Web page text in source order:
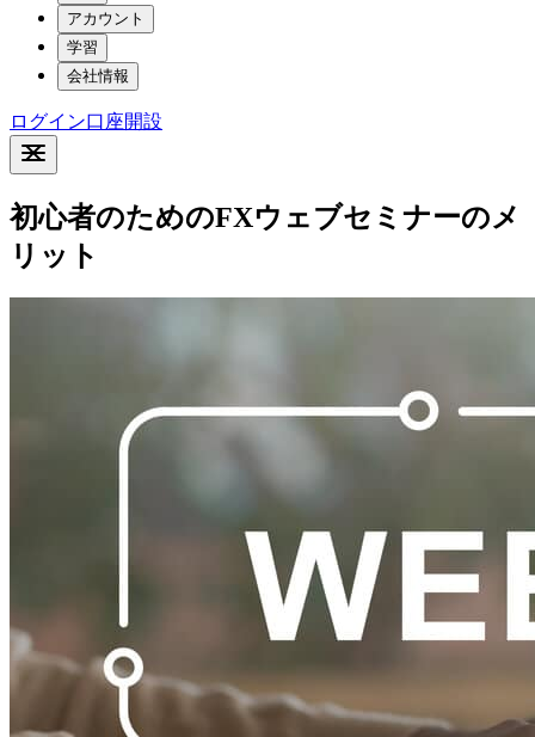
アカウント
学習
会社情報
ログイン口座開設
初心者のためのFXウェブセミナーのメ
リット